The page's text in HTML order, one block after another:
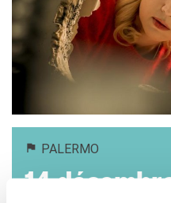
Activités
Atelier
Certifications
Mobilité
PALERMO
14